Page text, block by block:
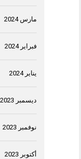
مارس 2024
فبراير 2024
يناير 2024
ديسمبر 2023
نوفمبر 2023
أكتوبر 2023